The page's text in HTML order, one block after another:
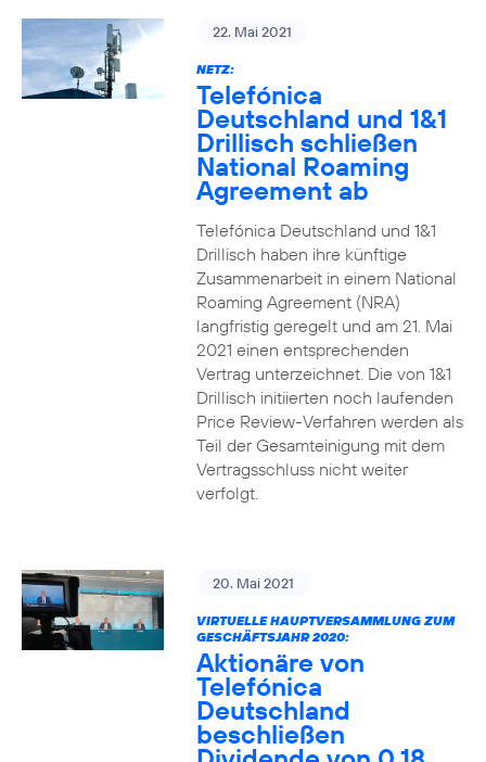
22. Mai 2021
NETZ:
Telefónica
Deutschland und 1&1
Drillisch schließen
National Roaming
Agreement ab
Telefónica Deutschland und 1&1
Drillisch haben ihre künftige
Zusammenarbeit in einem National
Roaming Agreement (NRA)
langfristig geregelt und am 21. Mai
2021 einen entsprechenden
Vertrag unterzeichnet. Die von 1&1
Drillisch initiierten noch laufenden
Price Review-Verfahren werden als
Teil der Gesamteinigung mit dem
Vertragsschluss nicht weiter
verfolgt.
20. Mai 2021
VIRTUELLE HAUPTVERSAMMLUNG ZUM
GESCHÄFTSJAHR 2020:
Aktionäre von
Telefónica
Deutschland
beschließen